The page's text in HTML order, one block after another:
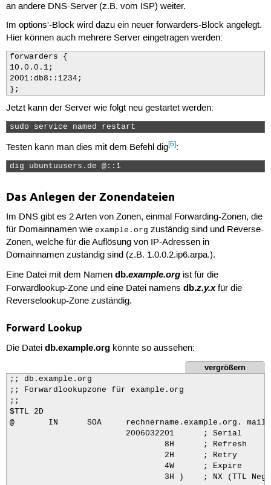
an andere DNS-Server (z.B. vom ISP) weiter.
Im options'-Block wird dazu ein neuer forwarders-Block angelegt.
Hier können auch mehrere Server eingetragen werden:
forwarders {
10.0.0.1;
2001:db8::1234;
};
Jetzt kann der Server wie folgt neu gestartet werden:
sudo service named restart
Testen kann man dies mit dem Befehl dig[6]:
dig ubuntuusers.de @::1
Das Anlegen der Zonendateien
Im DNS gibt es 2 Arten von Zonen, einmal Forwarding-Zonen, die
für Domainnamen wie example.org zuständig sind und Reverse-
Zonen, welche für die Auflösung von IP-Adressen in
Domainnamen zuständig sind (z.B. 1.0.0.2.ip6.arpa.).
Eine Datei mit dem Namen db.example.orgist für die
Forwardlookup-Zone und eine Datei namens db.z.y.xfür die
Reverselookup-Zone zuständig.
Forward Lookup
Die Datei db.example.orgkönnte so aussehen:
vergrößern
;; db.example.org
;; Forwardlookupzone für example.org
;;
$TTL 2D
@       IN      SOA     rechnername.example.org.
                        2006032201      ; Serial
                                8H      ; Refresh
                                2H      ; Retry
                                4W      ; Expire
3H )    ; NX (TTL